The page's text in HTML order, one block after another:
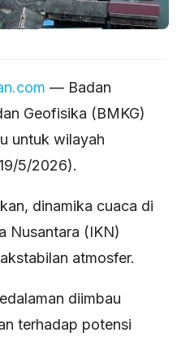
— Badan
Geofisika (BMKG)
untuk wilayah
5/2026).
dinamika cuaca di
Nusantara (IKN)
atmosfer.
diimbau
terhadap potensi